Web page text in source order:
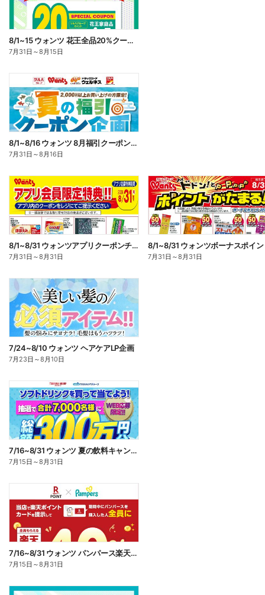
8/1~15 ウォンツ 花王全品20%クーポン
7月31日 ～8月15日
8/1~8/16 ウォンツ 8月福引クーポン企画
7月31日 ～8月16日
8/1~8/31 ウォンツアプリクーポンチラシ
7月31日 ～8月31日 7月31日 ～8月31日
7/24~8/10 ウォンツ ヘアケアLP企画
7月23日 ～8月10日
7/16~8/31 ウォンツ 夏の飲料キャンペーン
7月15日 ～8月31日
7/16~8/31 ウォンツ パンパース楽天ポイント還元企画
7月15日 ～8月31日